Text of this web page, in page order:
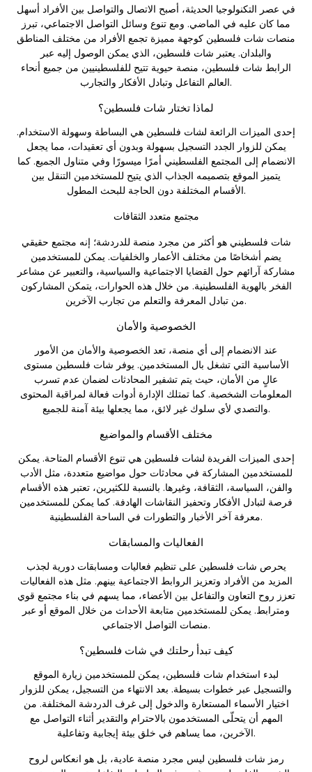
في عصر التكنولوجيا الحديثة، أصبح الاتصال والتواصل بين الأفراد أسهل
مما كان عليه في الماضي. ومع تنوع وسائل التواصل الاجتماعي، تبرز
منصات شات فلسطين كوجهة مميزة تجمع الأفراد من مختلف المناطق
والبلدان. يعتبر شات فلسطين، الذي يمكن الوصول إليه عبر
الرابط شات فلسطين، منصة حيوية تتيح للفلسطينيين من جميع أنحاء
العالم التفاعل وتبادل الأفكار والتجارب.
لماذا تختار شات فلسطين؟
إحدى الميزات الرائعة لشات فلسطين هي البساطة وسهولة الاستخدام.
يمكن للزوار الجدد التسجيل بسهولة وبدون أي تعقيدات، مما يجعل
الانضمام إلى المجتمع الفلسطيني أمرًا ميسورًا وفي متناول الجميع. كما
يتميز الموقع بتصميمه الجذاب الذي يتيح للمستخدمين التنقل بين
الأقسام المختلفة دون الحاجة للبحث المطول.
مجتمع متعدد الثقافات
شات فلسطيني هو أكثر من مجرد منصة للدردشة؛ إنه مجتمع حقيقي
يضم أشخاصًا من مختلف الأعمار والخلفيات. يمكن للمستخدمين
مشاركة آرائهم حول القضايا الاجتماعية والسياسية، والتعبير عن مشاعر
الفخر بالهوية الفلسطينية. من خلال هذه الحوارات، يتمكن المشاركون
من تبادل المعرفة والتعلم من تجارب الآخرين.
الخصوصية والأمان
عند الانضمام إلى أي منصة، تعد الخصوصية والأمان من الأمور
الأساسية التي تشغل بال المستخدمين. يوفر شات فلسطين مستوى
عالٍ من الأمان، حيث يتم تشفير المحادثات لضمان عدم تسرب
المعلومات الشخصية. كما تمتلك الإدارة أدوات فعالة لمراقبة المحتوى
والتصدي لأي سلوك غير لائق، مما يجعلها بيئة آمنة للجميع.
مختلف الأقسام والمواضيع
إحدى الميزات الفريدة لشات فلسطين هي تنوع الأقسام المتاحة. يمكن
للمستخدمين المشاركة في محادثات حول مواضيع متعددة، مثل الأدب
والفن، السياسة، الثقافة، وغيرها. بالنسبة للكثيرين، تعتبر هذه الأقسام
فرصة لتبادل الأفكار وتحفيز النقاشات الهادفة. كما يمكن للمستخدمين
معرفة آخر الأخبار والتطورات في الساحة الفلسطينية.
الفعاليات والمسابقات
يحرص شات فلسطين على تنظيم فعاليات ومسابقات دورية لجذب
المزيد من الأفراد وتعزيز الروابط الاجتماعية بينهم. مثل هذه الفعاليات
تعزز روح التعاون والتفاعل بين الأعضاء، مما يسهم في بناء مجتمع قوي
ومترابط. يمكن للمستخدمين متابعة الأحداث من خلال الموقع أو عبر
منصات التواصل الاجتماعي.
كيف تبدأ رحلتك في شات فلسطين؟
لبدء استخدام شات فلسطين، يمكن للمستخدمين زيارة الموقع
والتسجيل عبر خطوات بسيطة. بعد الانتهاء من التسجيل، يمكن للزوار
اختيار الأسماء المستعارة والدخول إلى غرف الدردشة المختلفة. من
المهم أن يتحلّى المستخدمون بالاحترام والتقدير أثناء التواصل مع
الآخرين، مما يساهم في خلق بيئة إيجابية وتفاعلية.
رمز شات فلسطين ليس مجرد منصة عادية، بل هو انعكاس لروح